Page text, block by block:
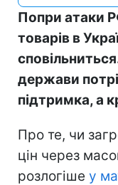
Попри атаки
товарів в
держави
підтримка, а
Про те, чи
цін через
розлогіше у